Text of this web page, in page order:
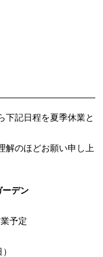
下記日程を夏季休業と
解のほどお願い申し上
ーデン
予定